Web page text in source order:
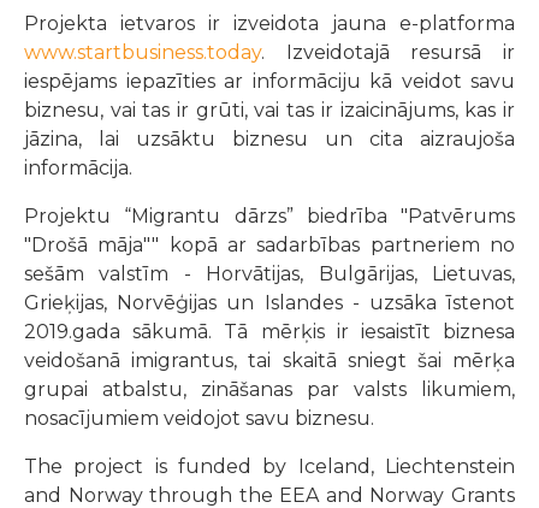
Projekta ietvaros ir izveidota jauna e-platforma
www.startbusiness.today. Izveidotajā resursā ir
iespējams iepazīties ar informāciju kā veidot savu
biznesu, vai tas ir grūti, vai tas ir izaicinājums, kas ir
jāzina, lai uzsāktu biznesu un cita aizraujoša
informācija.
Projektu “Migrantu dārzs” biedrība "Patvērums
"Drošā māja"" kopā ar sadarbības partneriem no
sešām valstīm - Horvātijas, Bulgārijas, Lietuvas,
Grieķijas, Norvēģijas un Islandes - uzsāka īstenot
2019.gada sākumā. Tā mērķis ir iesaistīt biznesa
veidošanā imigrantus, tai skaitā sniegt šai mērķa
grupai atbalstu, zināšanas par valsts likumiem,
nosacījumiem veidojot savu biznesu.
The project is funded by Iceland, Liechtenstein
and Norway through the EEA and Norway Grants